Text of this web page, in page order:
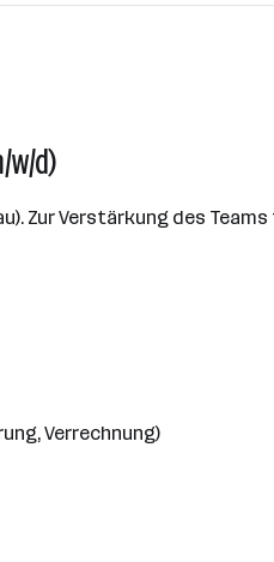
w/d)
Zur Verstärkung des
Verrechnung)